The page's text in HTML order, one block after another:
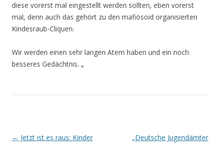
diese vorerst mal eingestellt werden sollten, eben vorerst
mal, denn auch das gehört zu den mafiösoid organisierten
Kindesraub-Cliquen.
Wir werden einen sehr langen Atem haben und ein noch
besseres Gedächtnis. „
Beitrags-
← Jetzt ist es raus: Kinder
„Deutsche Jugendämter